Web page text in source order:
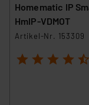
Homematic IP
HmIP-VDMOT
Artikel-Nr. 153309
1 2 3 4 5